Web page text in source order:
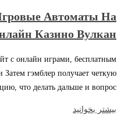
Автоматы На
Казино Вулкан
с онлайн играми, бесплатным
гэмблер получает четкую
что делать дальше и вопрос…
بیشتر بخوانید